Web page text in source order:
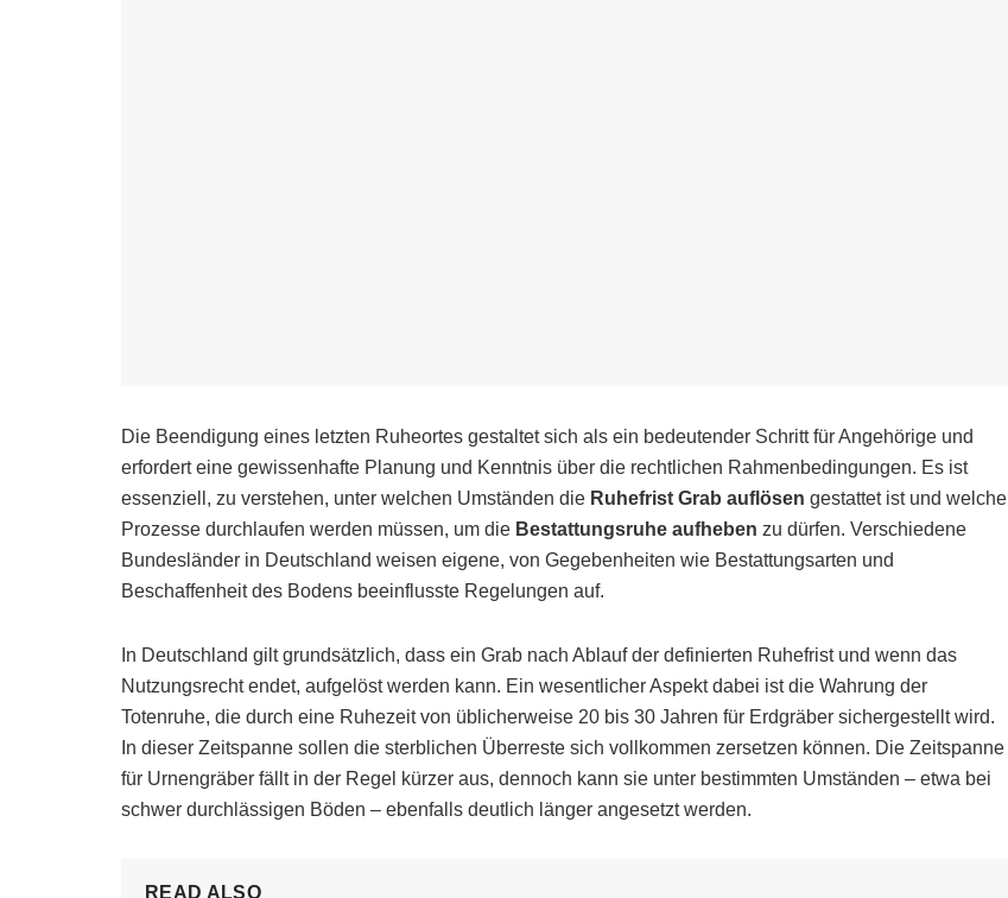
Die Beendigung eines letzten Ruheortes gestaltet sich als ein bedeutender Schritt für Angehörige und
erfordert eine gewissenhafte Planung und Kenntnis über die rechtlichen Rahmenbedingungen. Es ist
essenziell, zu verstehen, unter welchen Umständen die Ruhefrist Grab auflösen gestattet ist und welche
Prozesse durchlaufen werden müssen, um die Bestattungsruhe aufheben zu dürfen. Verschiedene
Bundesländer in Deutschland weisen eigene, von Gegebenheiten wie Bestattungsarten und
Beschaffenheit des Bodens beeinflusste Regelungen auf.
In Deutschland gilt grundsätzlich, dass ein Grab nach Ablauf der definierten Ruhefrist und wenn das
Nutzungsrecht endet, aufgelöst werden kann. Ein wesentlicher Aspekt dabei ist die Wahrung der
Totenruhe, die durch eine Ruhezeit von üblicherweise 20 bis 30 Jahren für Erdgräber sichergestellt wird.
In dieser Zeitspanne sollen die sterblichen Überreste sich vollkommen zersetzen können. Die Zeitspanne
für Urnengräber fällt in der Regel kürzer aus, dennoch kann sie unter bestimmten Umständen – etwa bei
schwer durchlässigen Böden – ebenfalls deutlich länger angesetzt werden.
READ ALSO